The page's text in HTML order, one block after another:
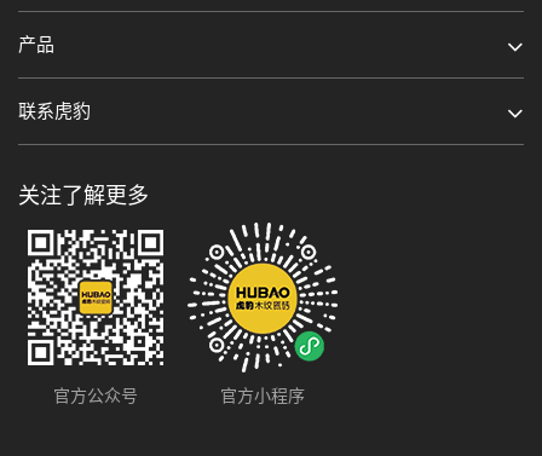
产品
联系虎豹
关注了解更多
官方公众号 官方小程序